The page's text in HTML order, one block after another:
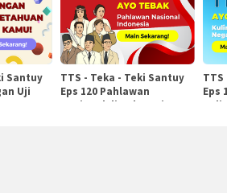
Santuy
Uji
TTS - Teka - Teki Santuy
Eps 120 Pahlawan
Nasional di Indonesia
TTS
Eps